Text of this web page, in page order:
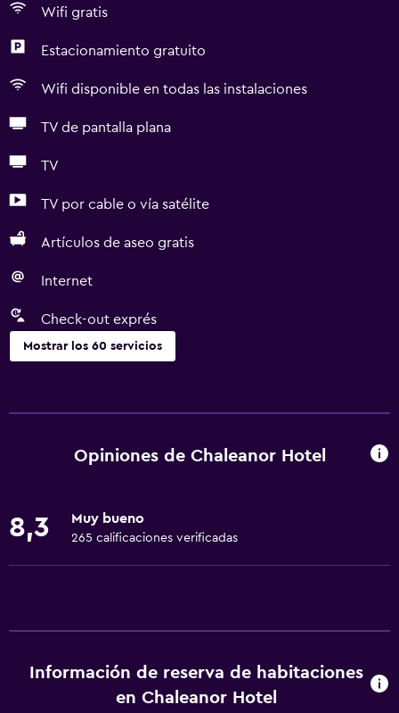
Wifi gratis
Estacionamiento gratuito
Wifi disponible en todas las instalaciones
TV de pantalla plana
TV
TV por cable o vía satélite
Artículos de aseo gratis
Internet
Check-out exprés
Mostrar los 60 servicios
Wifi gratis
Toallas
Alarma de humo
Opiniones de Chaleanor Hotel
8,3 Muy bueno
265 calificaciones verificadas
Información de reserva de habitaciones
en Chaleanor Hotel